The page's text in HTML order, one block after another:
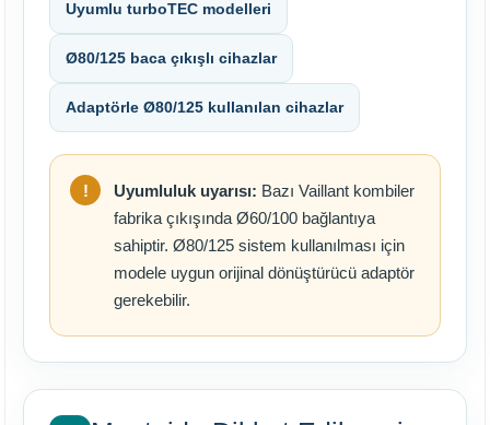
Uyumlu turboTEC modelleri
Ø80/125 baca çıkışlı cihazlar
Adaptörle Ø80/125 kullanılan cihazlar
Uyumluluk uyarısı: Bazı Vaillant kombiler
fabrika çıkışında Ø60/100 bağlantıya
sahiptir. Ø80/125 sistem kullanılması için
modele uygun orijinal dönüştürücü adaptör
gerekebilir.